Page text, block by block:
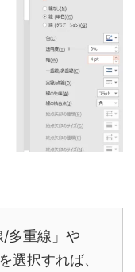
/多重線」や
選択すれば、